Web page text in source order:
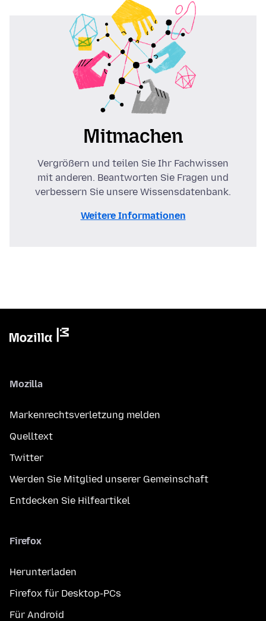
Mitmachen
Vergrößern und teilen Sie Ihr Fachwissen
mit anderen. Beantworten Sie Fragen und
verbessern Sie unsere Wissensdatenbank.
Weitere Informationen
Mozilla
Markenrechtsverletzung melden
Quelltext
Twitter
Werden Sie Mitglied unserer Gemeinschaft
Entdecken Sie Hilfeartikel
Firefox
Herunterladen
Firefox für Desktop-PCs
Für Android